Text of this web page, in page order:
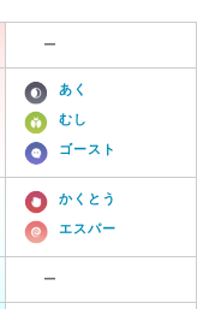
ー
あく
むし
ゴースト
かくとう
エスパー
ー